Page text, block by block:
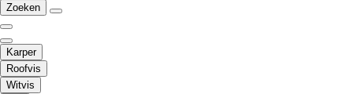
Zoeken
Karper
Roofvis
Witvis